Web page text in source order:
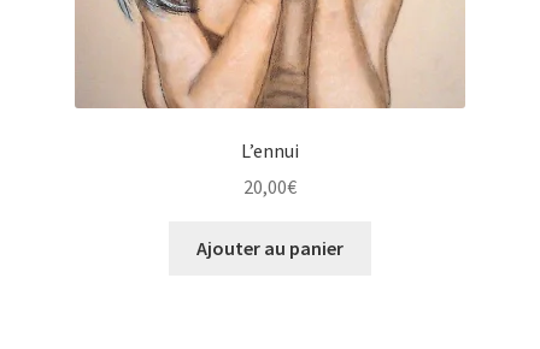
L’ennui
20,00€
Ajouter au panier